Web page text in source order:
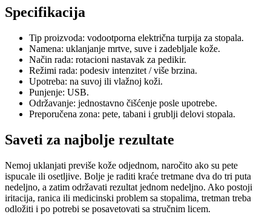
Specifikacija
Tip proizvoda: vodootporna električna turpija za stopala.
Namena: uklanjanje mrtve, suve i zadebljale kože.
Način rada: rotacioni nastavak za pedikir.
Režimi rada: podesiv intenzitet / više brzina.
Upotreba: na suvoj ili vlažnoj koži.
Punjenje: USB.
Održavanje: jednostavno čišćenje posle upotrebe.
Preporučena zona: pete, tabani i grublji delovi stopala.
Saveti za najbolje rezultate
Nemoj uklanjati previše kože odjednom, naročito ako su pete
ispucale ili osetljive. Bolje je raditi kraće tretmane dva do tri puta
nedeljno, a zatim održavati rezultat jednom nedeljno. Ako postoji
iritacija, ranica ili medicinski problem sa stopalima, tretman treba
odložiti i po potrebi se posavetovati sa stručnim licem.